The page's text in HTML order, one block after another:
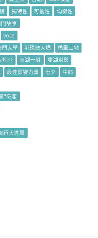
獨特性 可觀性
均衡性
故事
vote
門大學 港珠澳大橋
橋牽三地
炮台 兩湖一塔
雙湖塔影
最佳影響力獎 七夕
牛郎
"吸客
行大進擊